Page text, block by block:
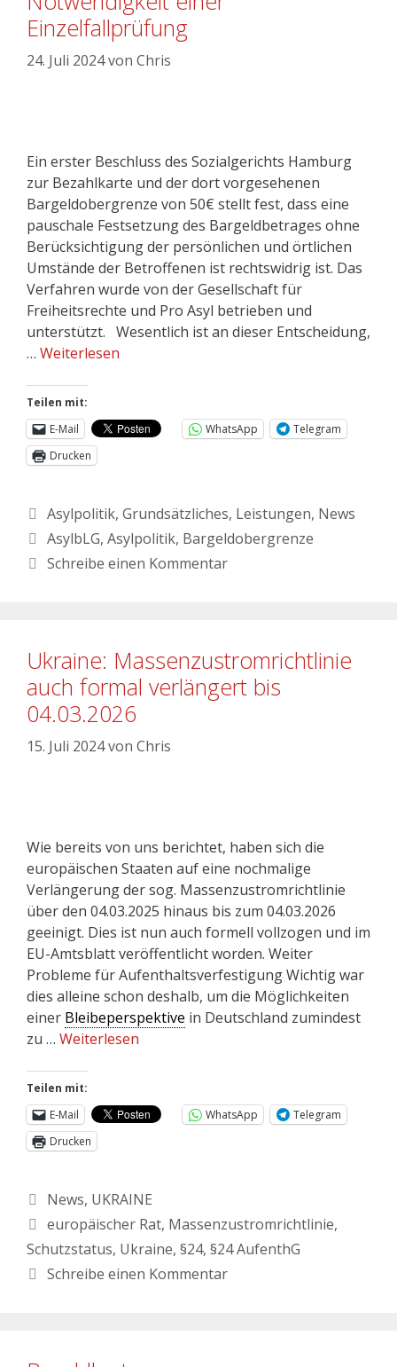
Einzelfallprüfung
24. Juli 2024von Chris
Ein erster Beschluss des Sozialgerichts Hamburg
zur Bezahlkarte und der dort vorgesehenen
Bargeldobergrenze von 50€ stellt fest, dass eine
pauschale Festsetzung des Bargeldbetrages ohne
Berücksichtigung der persönlichen und örtlichen
Umstände der Betroffenen ist rechtswidrig ist. Das
Verfahren wurde von der Gesellschaft für
Freiheitsrechte und Pro Asyl betrieben und
unterstützt. Wesentlich ist an dieser Entscheidung,
… Weiterlesen
Teilen mit:
E-Mail
WhatsApp
Telegram
Drucken
Asylpolitik, Grundsätzliches, Leistungen, News
AsylbLG, Asylpolitik, Bargeldobergrenze
Schreibe einen Kommentar
Ukraine: Massenzustromrichtlinie
auch formal verlängert bis
04.03.2026
15. Juli 2024von Chris
Wie bereits von uns berichtet, haben sich die
europäischen Staaten auf eine nochmalige
Verlängerung der sog. Massenzustromrichtlinie
über den 04.03.2025 hinaus bis zum 04.03.2026
geeinigt. Dies ist nun auch formell vollzogen und im
EU-Amtsblatt veröffentlicht worden. Weiter
Probleme für Aufenthaltsverfestigung Wichtig war
dies alleine schon deshalb, um die Möglichkeiten
einer Bleibeperspektive in Deutschland zumindest
zu … Weiterlesen
Teilen mit:
E-Mail
WhatsApp
Telegram
Drucken
News, UKRAINE
europäischer Rat, Massenzustromrichtlinie,
Schutzstatus, Ukraine, §24, §24 AufenthG
Schreibe einen Kommentar